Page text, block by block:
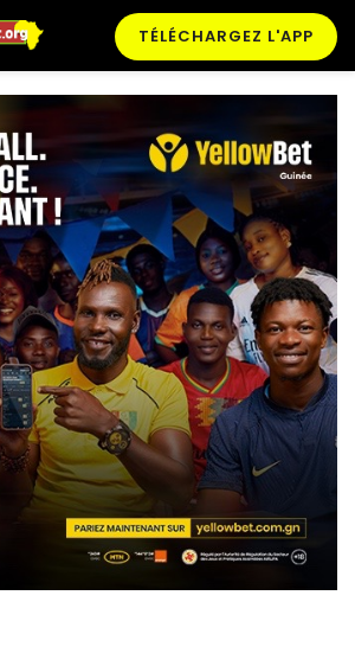
TÉLÉCHARGEZ L'APP